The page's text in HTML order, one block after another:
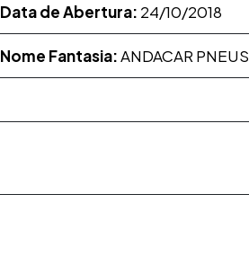
Data de Abertura: 24/10/2018
Nome Fantasia:ANDACAR PNEUS